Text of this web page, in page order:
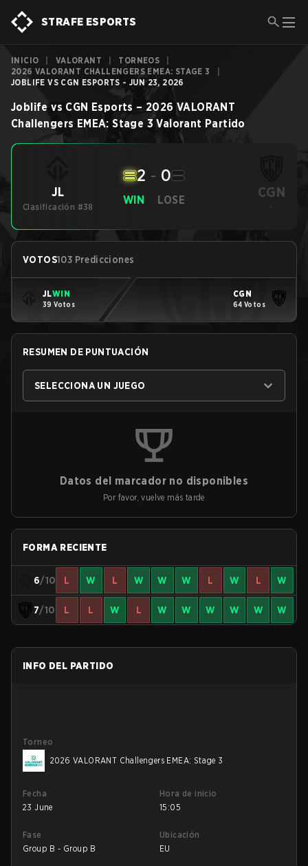
STRAFE ESPORTS
INICIO VALORANT TORNEOS
2026 VALORANT CHALLENGERS EMEA: STAGE 3
JOBLIFE VS CGN ESPORTS - JUN 23, 2026
Joblife vs CGN Esports – 2026 VALORANT
Challengers EMEA: Stage 3 Valorant Partido
JL
Clasificación #38
WIN
2 - 0
LOSE CGN
-
VOTOS103 Predicciones
JLWIN
39 Votos
CGN
64 Votos
RESUMEN DE PUNTUACIÓN
SELECCIONA UN JUEGO
Datos del marcador no disponibles
Por favor, vuelve más tarde
FORMA RECIENTE
6/10 L W L W W W L W L W
7/10 L L W L W W W W W W
INFO DEL PARTIDO
Torneo
2026 VALORANT Challengers EMEA: Stage 3
Fecha
23 June
Hora de inicio
15:05
Fase
Group B - Group B
Ubicación
EU